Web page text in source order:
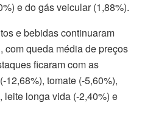
e do gás veicular (1,88%).
e bebidas continuaram
com queda média de preços
ficaram com as
tomate (-5,60%),
leite longa vida (-2,40%) e